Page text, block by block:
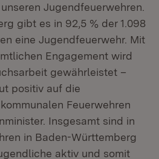
Jugendfeuerwehren.
gibt es in 92,5 % der 1.098
eine Jugendfeuerwehr. Mit
Engagement wird
gewährleistet –
positiv auf die
Feuerwehren
Insgesamt sind in
in Baden-Württemberg
aktiv und somit